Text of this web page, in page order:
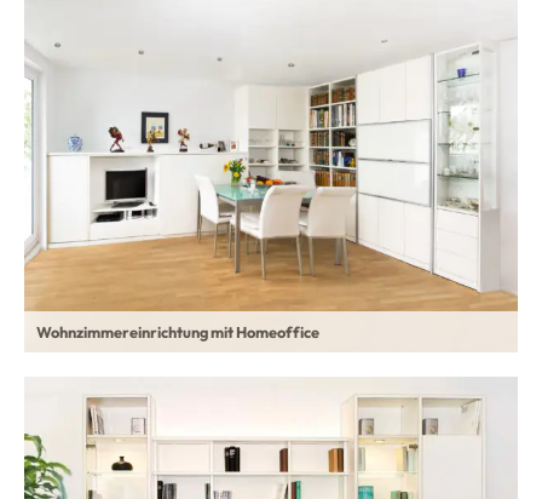
Wohnzimmereinrichtung mit Homeoffice